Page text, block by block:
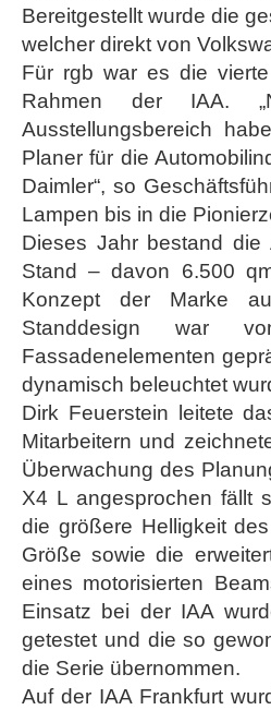
Bereitgestellt wurde die
welcher direkt von
Für rgb war es die
Rahmen der IAA.
Ausstellungsbereich
Planer für die
Daimler“, so
Lampen bis in die
Dieses Jahr bestand
Stand – davon 6.500
Konzept der Marke
Standdesign war
Fassadenelementen
dynamisch beleuchtet
Dirk Feuerstein leitete
Mitarbeitern und
Überwachung des
X4 L angesprochen fällt
die größere Helligkeit
Größe sowie die
eines motorisierten
Einsatz bei der IAA
getestet und die so
die Serie übernommen.
Auf der IAA Frankfurt